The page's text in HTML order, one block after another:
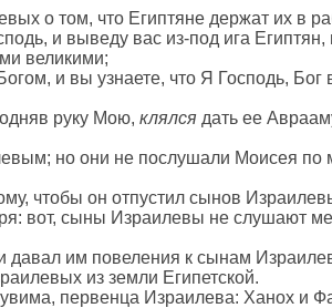
о том, что Египтяне держат их в
и выведу вас из‐под ига Египтян,
великими;
и вы узнаете, что Я Господь, Бог
руку Мою, клялся дать ее
но они не послушали Моисея по
чтобы он отпустил сынов
вот, сыны Израилевы не слушают
давал им повеления к сынам
из земли Египетской.
первенца Израилева: Ханох и